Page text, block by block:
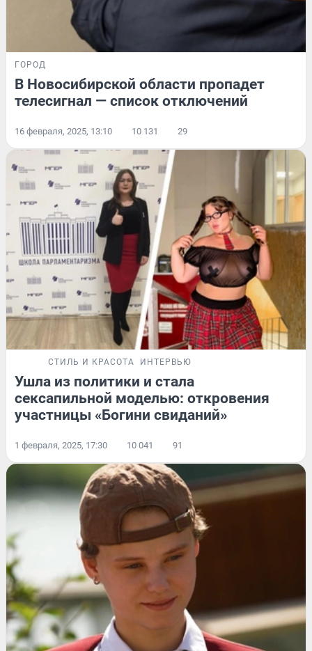
ГОРОД
В Новосибирской области пропадет
телесигнал — список отключений
16 февраля, 2025, 13:10 10 131 29
СТИЛЬ И КРАСОТА ИНТЕРВЬЮ
Ушла из политики и стала
сексапильной моделью: откровения
участницы «Богини свиданий»
1 февраля, 2025, 17:30 10 041 91